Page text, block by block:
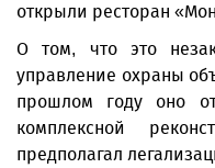
открыли ресторан
О том, что это
управление охраны
прошлом году оно
комплексной
предполагал